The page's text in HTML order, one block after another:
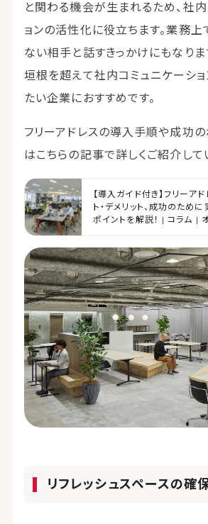
と関わる機会が生まれるため、社
ョンの活性化に役立ちます。業務
ない相手と話すきっかけにもなりま
垣根を超えて社内コミュニケーシ
たい企業におすすめです。
フリーアドレスの導入手順や成功の
はこちらの記事で詳しくご紹介して
【導入ガイド付き】フリーア
ト・デメリット、成功のため
ポイントを解説！ | コラム |
リフレッシュスペースの確